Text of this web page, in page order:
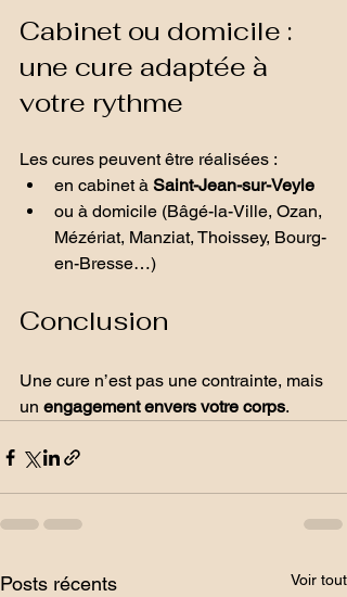
Cabinet ou domicile :
une cure adaptée à
votre rythme
Les cures peuvent être réalisées :
en cabinet à Saint-Jean-sur-Veyle
ou à domicile (Bâgé-la-Ville, Ozan,
Mézériat, Manziat, Thoissey, Bourg-
en-Bresse…)
Conclusion
Une cure n’est pas une contrainte, mais
un engagement envers votre corps.
Posts récents Voir tout